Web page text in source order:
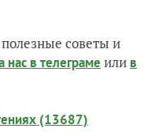
советы и
нас в телеграме или в
(13687)